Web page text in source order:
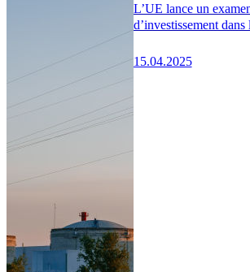
L’UE lance un
d’investissement
15.04.2025